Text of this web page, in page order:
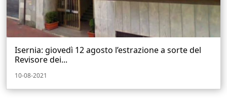
Isernia: giovedì 12 agosto l’estrazione a sorte del
Revisore dei...
10-08-2021